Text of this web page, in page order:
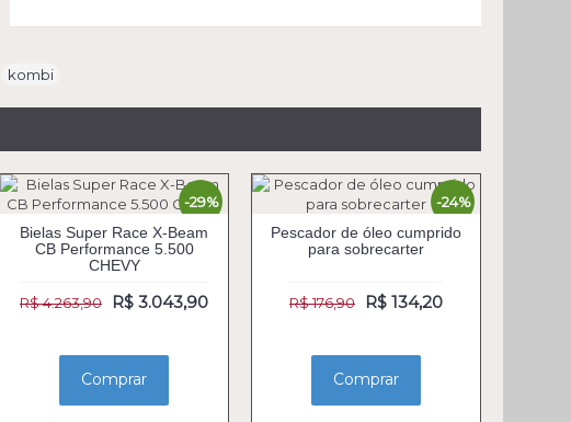
kombi
-29%
Bielas Super Race X-Beam
CB Performance 5.500
CHEVY
R$ 4.263,90 R$ 3.043,90
Comprar
-24%
Pescador de óleo cumprido
para sobrecarter
R$ 176,90 R$ 134,20
Comprar